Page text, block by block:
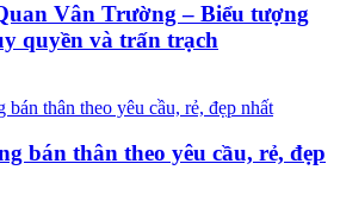
Vân Trường – Biểu tượng
quyền và trấn trạch
bán thân theo yêu cầu, rẻ, đẹp